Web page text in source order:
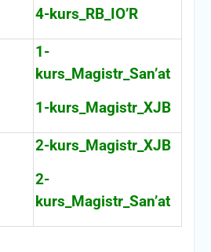
4-kurs_RB_IO’R
1-
kurs_Magistr_San’at
1-kurs_Magistr_XJB
2-kurs_Magistr_XJB
2-
kurs_Magistr_San’at